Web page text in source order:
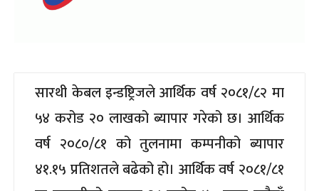
सारथी केबल इन्डष्ट्रिजले आर्थिक वर्ष २०८१/८२ मा
५४ करोड २० लाखको ब्यापार गरेको छ। आर्थिक
वर्ष २०८०/८१ को तुलनामा कम्पनीको ब्यापार
४१.१५ प्रतिशतले बढेको हो। आर्थिक वर्ष २०८१/८१